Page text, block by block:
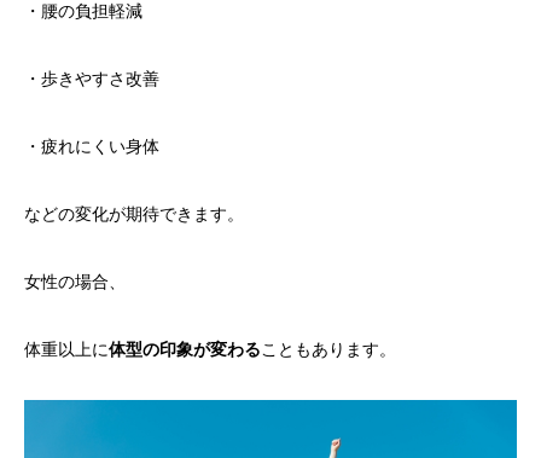
・腰の負担軽減
・歩きやすさ改善
・疲れにくい身体
などの変化が期待できます。
女性の場合、
体重以上に体型の印象が変わることもあります。